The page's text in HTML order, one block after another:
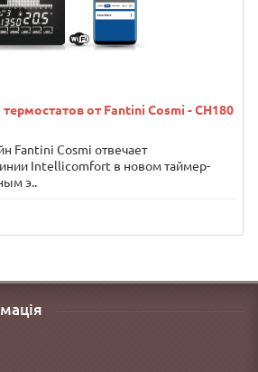
от Fantini Cosmi - CH180
Fantini Cosmi отвечает
Intellicomfort в новом таймер-
э..